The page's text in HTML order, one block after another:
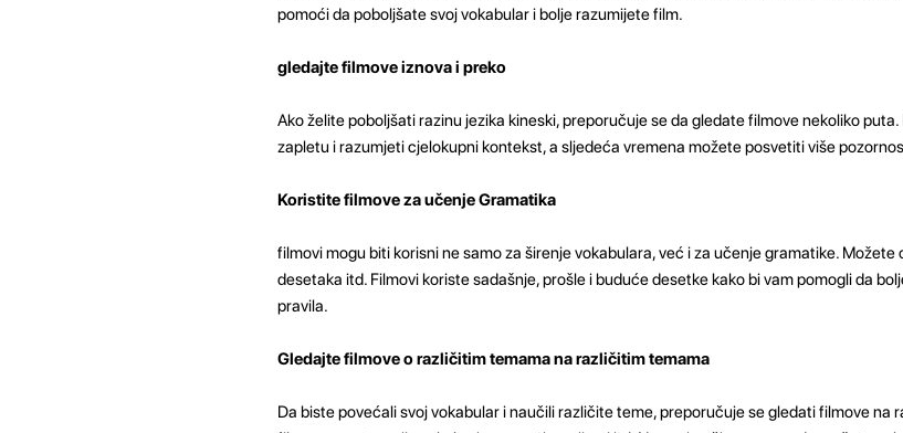
pomoći da poboljšate svoj vokabular i bolje razumijete film.
gledajte filmove iznova i preko
Ako želite poboljšati razinu jezika kineski, preporučuje se da gledate filmove nekoliko
zapletu i razumjeti cjelokupni kontekst, a sljedeća vremena možete posvetiti više
Koristite filmove za učenje Gramatika
filmovi mogu biti korisni ne samo za širenje vokabulara, već i za učenje gramatike.
desetaka itd. Filmovi koriste sadašnje, prošle i buduće desetke kako bi vam pomogli da
pravila.
Gledajte filmove o različitim temama na različitim temama
Da biste povećali svoj vokabular i naučili različite teme, preporučuje se gledati filmove na